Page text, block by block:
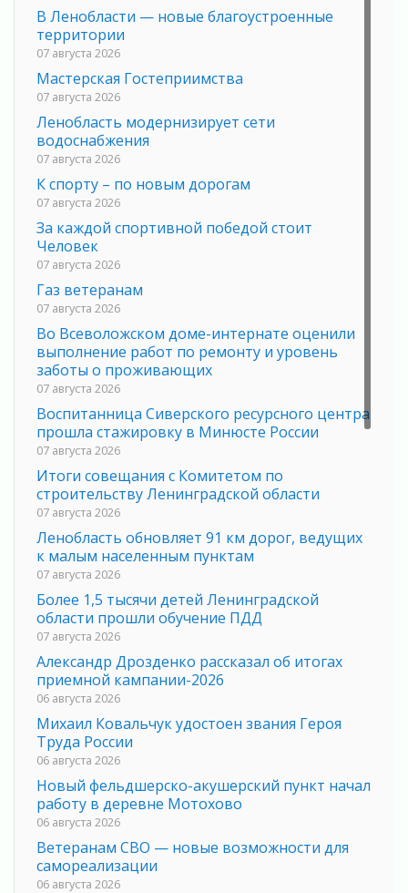
В Ленобласти — новые благоустроенные
территории
07 августа 2026
Мастерская Гостеприимства
07 августа 2026
Ленобласть модернизирует сети
водоснабжения
07 августа 2026
К спорту – по новым дорогам
07 августа 2026
За каждой спортивной победой стоит
Человек
07 августа 2026
Газ ветеранам
07 августа 2026
Во Всеволожском доме-интернате оценили
выполнение работ по ремонту и уровень
заботы о проживающих
07 августа 2026
Воспитанница Сиверского ресурсного центра
прошла стажировку в Минюсте России
07 августа 2026
Итоги совещания с Комитетом по
строительству Ленинградской области
07 августа 2026
Ленобласть обновляет 91 км дорог, ведущих
к малым населенным пунктам
07 августа 2026
Более 1,5 тысячи детей Ленинградской
области прошли обучение ПДД
07 августа 2026
Александр Дрозденко рассказал об итогах
приемной кампании-2026
06 августа 2026
Михаил Ковальчук удостоен звания Героя
Труда России
06 августа 2026
Новый фельдшерско-акушерский пункт начал
работу в деревне Мотохово
06 августа 2026
Ветеранам СВО — новые возможности для
самореализации
06 августа 2026